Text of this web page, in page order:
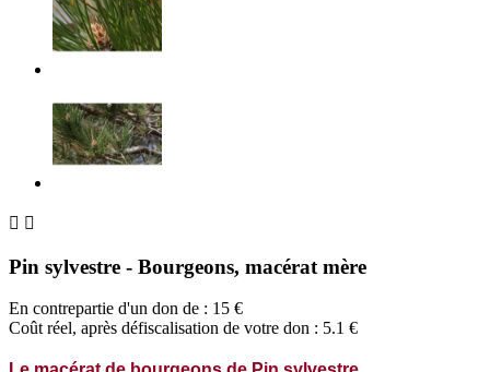
 
Pin sylvestre - Bourgeons, macérat mère
En contrepartie d'un don de : 15 €
Coût réel, après défiscalisation de votre don : 5.1 €